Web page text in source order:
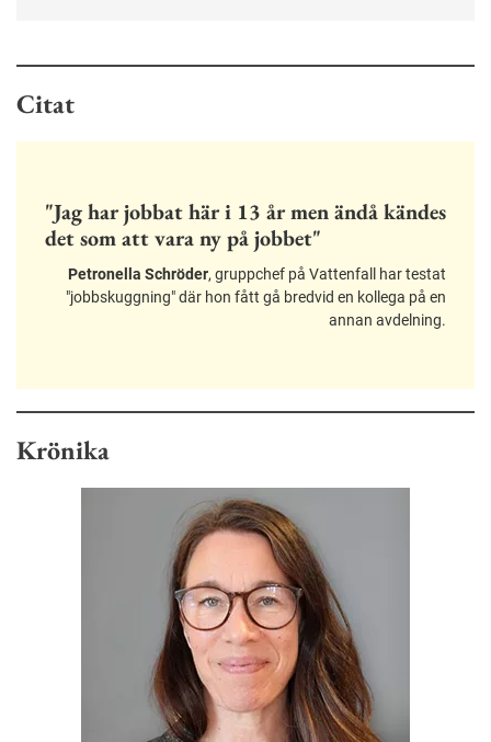
Citat
"Jag har jobbat här i 13 år men ändå kändes
det som att vara ny på jobbet"
Petronella Schröder, gruppchef på Vattenfall har testat
"jobbskuggning" där hon fått gå bredvid en kollega på en
annan avdelning.
Krönika